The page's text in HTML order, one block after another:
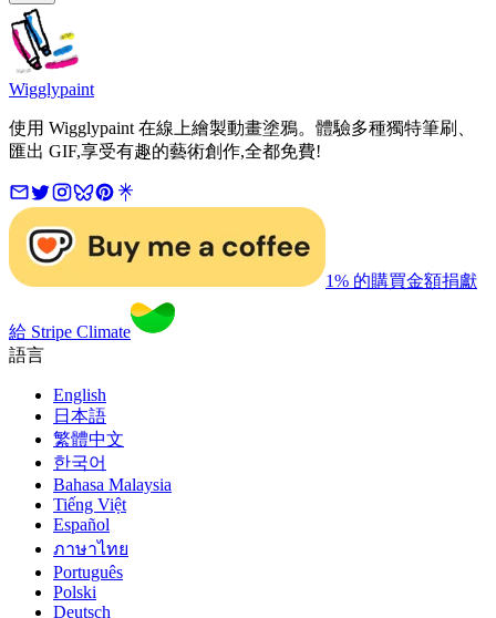
Wigglypaint
使用 Wigglypaint 在線上繪製動畫塗鴉。體驗多種獨特筆刷、
匯出 GIF,享受有趣的藝術創作,全都免費!
1% 的購買金額捐獻
給 Stripe Climate
語言
English
日本語
繁體中文
한국어
Bahasa Malaysia
Tiếng Việt
Español
ภาษาไทย
Português
Polski
Deutsch